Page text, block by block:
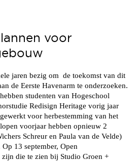
voor
jaren bezig om de toekomst van dit
de Eerste Havenarm te onderzoeken.
studenten van Hogeschool
Redisign Heritage vorig jaar
voor herbestemming van het
voorjaar hebben opnieuw 2
Schreur en Paula van de Velde)
13 september, Open
die te zien bij Studio Groen +